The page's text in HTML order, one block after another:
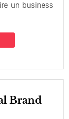
un business